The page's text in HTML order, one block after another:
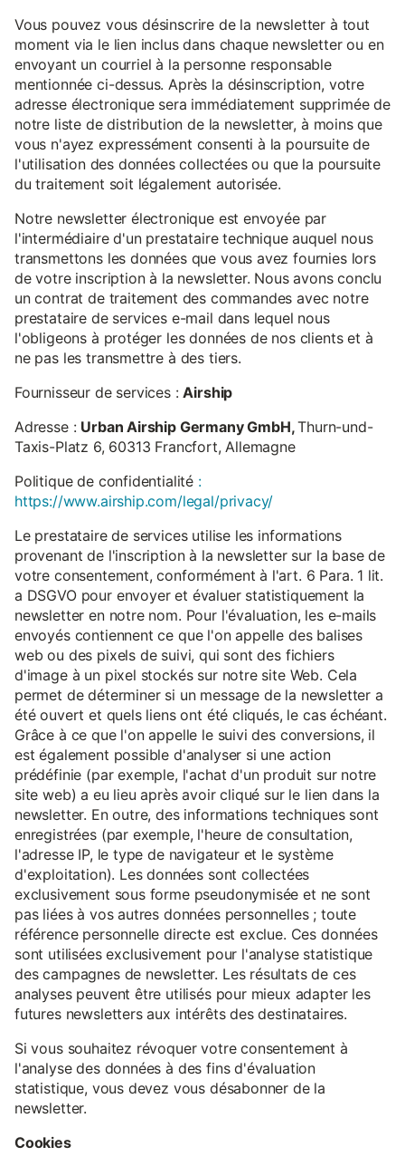
Vous pouvez vous désinscrire de la newsletter à tout
moment via le lien inclus dans chaque newsletter ou en
envoyant un courriel à la personne responsable
mentionnée ci-dessus. Après la désinscription, votre
adresse électronique sera immédiatement supprimée de
notre liste de distribution de la newsletter, à moins que
vous n'ayez expressément consenti à la poursuite de
l'utilisation des données collectées ou que la poursuite
du traitement soit légalement autorisée.
Notre newsletter électronique est envoyée par
l'intermédiaire d'un prestataire technique auquel nous
transmettons les données que vous avez fournies lors
de votre inscription à la newsletter. Nous avons conclu
un contrat de traitement des commandes avec notre
prestataire de services e-mail dans lequel nous
l'obligeons à protéger les données de nos clients et à
ne pas les transmettre à des tiers.
Fournisseur de services :Airship
Adresse : Urban Airship Germany GmbH,Thurn-und-
Taxis-Platz 6, 60313 Francfort, Allemagne
Politique de confidentialité :
https://www.airship.com/legal/privacy/
Le prestataire de services utilise les informations
provenant de l'inscription à la newsletter sur la base de
votre consentement, conformément à l'art. 6 Para. 1 lit.
a DSGVO pour envoyer et évaluer statistiquement la
newsletter en notre nom. Pour l'évaluation, les e-mails
envoyés contiennent ce que l'on appelle des balises
web ou des pixels de suivi, qui sont des fichiers
d'image à un pixel stockés sur notre site Web. Cela
permet de déterminer si un message de la newsletter a
été ouvert et quels liens ont été cliqués, le cas échéant.
Grâce à ce que l'on appelle le suivi des conversions, il
est également possible d'analyser si une action
prédéfinie (par exemple, l'achat d'un produit sur notre
site web) a eu lieu après avoir cliqué sur le lien dans la
newsletter. En outre, des informations techniques sont
enregistrées (par exemple, l'heure de consultation,
l'adresse IP, le type de navigateur et le système
d'exploitation). Les données sont collectées
exclusivement sous forme pseudonymisée et ne sont
pas liées à vos autres données personnelles ; toute
référence personnelle directe est exclue. Ces données
sont utilisées exclusivement pour l'analyse statistique
des campagnes de newsletter. Les résultats de ces
analyses peuvent être utilisés pour mieux adapter les
futures newsletters aux intérêts des destinataires.
Si vous souhaitez révoquer votre consentement à
l'analyse des données à des fins d'évaluation
statistique, vous devez vous désabonner de la
newsletter.
Cookies